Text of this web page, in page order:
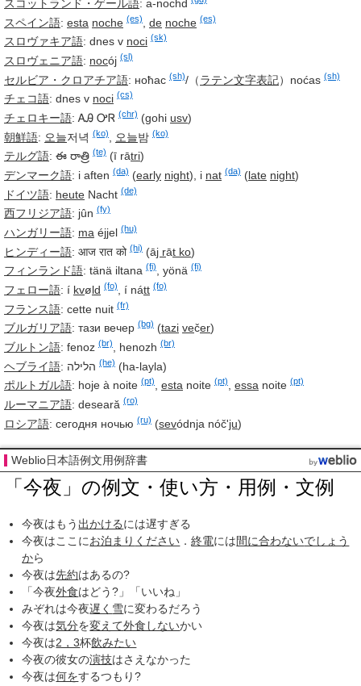
スコットランド・ゲール語: a-nochd
スペイン語: esta noche (es) de noche (es)
スロヴァキア語: dnes v noci (sk)
スロヴェニア語: nocój (sl)
セルビア・クロアチア語: ноћас (sh)/（ラテン文字表記） noćas (sh)
チェコ語: dnes v noci (cs)
チェロキー語: ᎪᎯ ᎤᏒ (chr) (gohi usv)
朝鮮語: 오늘저녁 (ko) 오늘밤 (ko)
テルグ語: ఈ రాత్రి (te) (ī rātri)
デンマーク語: i aften (da) (early night) i nat (da) (late night)
ドイツ語: heute Nacht (de)
西フリジア語: jûn (fy)
ハンガリー語: ma éjjel (hu)
ヒンディー語: आज रात को (hi) (āj rāt ko)
フィンランド語: tänä iltana (fi) yönä (fi)
フェロー語: í kvøld (fo) í nátt (fo)
フランス語: cette nuit (fr)
ブルガリア語: тази вечер (bg) (tazi večer)
ブルトン語: fenoz (br) henozh (br)
ヘブライ語: הלילה (he) (ha-layla)
ポルトガル語: hoje à noite (pt) esta noite (pt) essa noite (pt)
ルーマニア語: deseară (ro)
ロシア語: сегодня ночью (ru) (sevódnja nóč'ju)
Weblio日本語例文用例辞書
「今夜」の例文・使い方・用例・文例
今夜はもう 出かけるには遅すぎる
今夜はここにお泊まり ください ．終電には間に合わないでしょう
から
今夜は先約はあるの?
「今夜外食はどう?」「いいね」
みぞれは今夜遅く 雪に変わるだろう
今夜は気分を変えて外食しないかい
今夜は2，3杯飲みたい
今夜の彼女の演技はさえなかった
今夜は何をするつもり?